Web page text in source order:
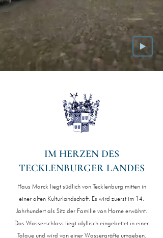
IM HERZEN DES
TECKLENBURGER LANDES
Haus Marck liegt südlich von Tecklenburg mitten in
einer alten Kulturlandschaft. Es wird zuerst im 14.
Jahrhundert als Sitz der Familie von Horne erwähnt.
Das Wasserschloss liegt idyllisch eingebettet in einer
Talaue und wird von einer Wassergräfte umgeben.